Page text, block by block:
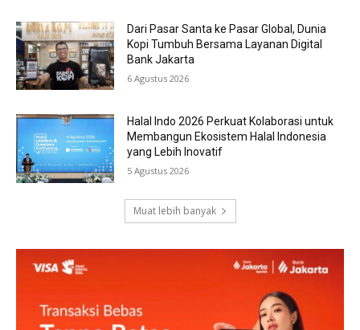
Dari Pasar Santa ke Pasar Global, Dunia
Kopi Tumbuh Bersama Layanan Digital
Bank Jakarta
6 Agustus 2026
Halal Indo 2026 Perkuat Kolaborasi untuk
Membangun Ekosistem Halal Indonesia
yang Lebih Inovatif
5 Agustus 2026
Muat lebih banyak